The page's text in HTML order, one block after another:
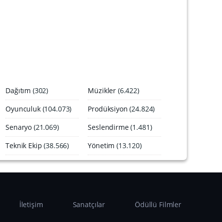
Dağıtım (302) Müzikler (6.422)
Oyunculuk(104.073) Prodüksiyon (24.824)
Senaryo (21.069) Seslendirme(1.481)
Teknik Ekip (38.566) Yönetim (13.120)
İletişim Sanatçılar Ödüllü Filmler